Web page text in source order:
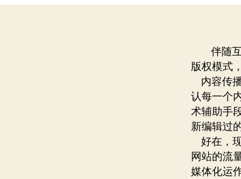
伴随互
版权模式，
内容传
认每一个
术辅助手
新编辑过
好在，
网站的流
媒体化运